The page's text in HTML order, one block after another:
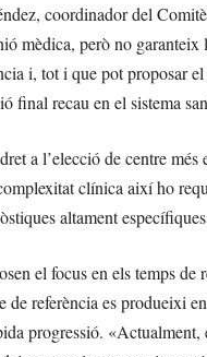
coordinador del
mèdica, però no
i, tot i que pot proposar
final recau en el sistema
a l’elecció de centre
clínica així ho
altament
el focus en els temps
de referència es produeixi
progressió.